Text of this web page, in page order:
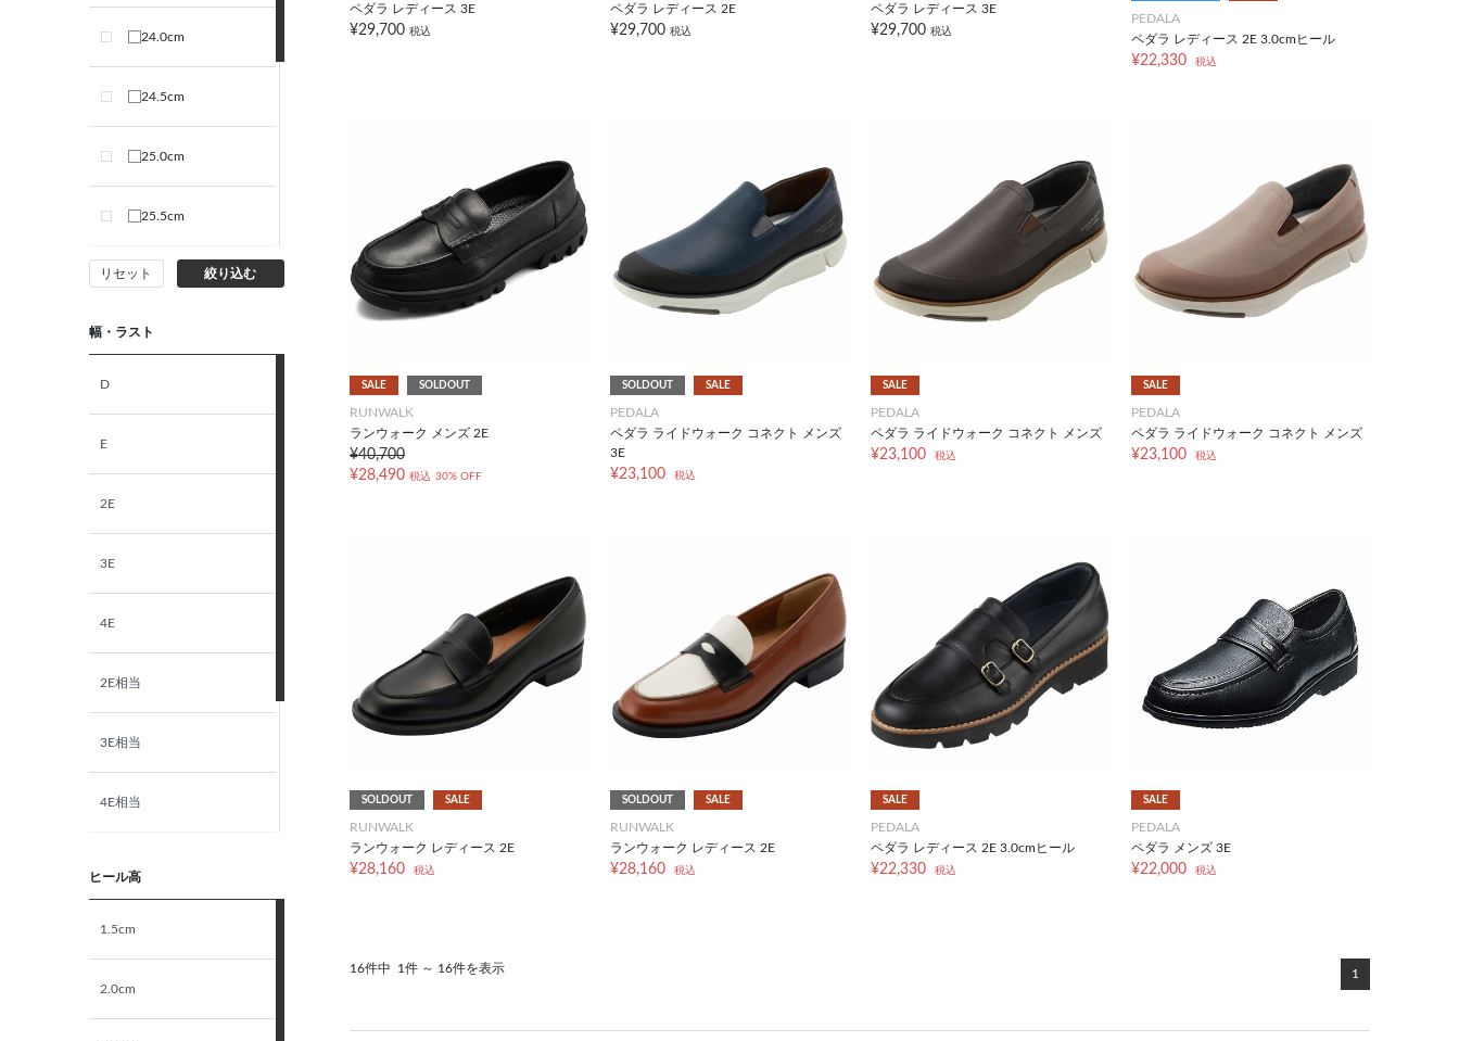
24.0cm
24.5cm
25.0cm
25.5cm
26.0cm
26.5cm
リセット 絞り込む
幅・ラスト
D
E
2E
3E
4E
2E相当
3E相当
4E相当
ヒール高
1.5cm
2.0cm
ペダラ レディース 3E
¥29,700 税込
ペダラ レディース 2E
¥29,700 税込
ペダラ レディース 3E
¥29,700 税込
PEDALA
ペダラ レディース 2E 3.0cmヒール
¥22,330 税込
SALE SOLDOUT
RUNWALK
ランウォーク メンズ 2E
¥40,700
¥28,490 税込 30% OFF
SOLDOUT SALE
PEDALA
ペダラ ライドウォーク コネクト メンズ
3E
¥23,100 税込
SALE
PEDALA
ペダラ ライドウォーク コネクト メンズ
¥23,100 税込
SALE
PEDALA
ペダラ ライドウォーク コネクト メンズ
¥23,100 税込
SOLDOUT SALE
RUNWALK
ランウォーク レディース 2E
¥28,160 税込
SOLDOUT SALE
RUNWALK
ランウォーク レディース 2E
¥28,160 税込
SALE
PEDALA
ペダラ レディース 2E 3.0cmヒール
¥22,330 税込
SALE
PEDALA
ペダラ メンズ 3E
¥22,000 税込
16件中 1件 ～ 16件を表示 1